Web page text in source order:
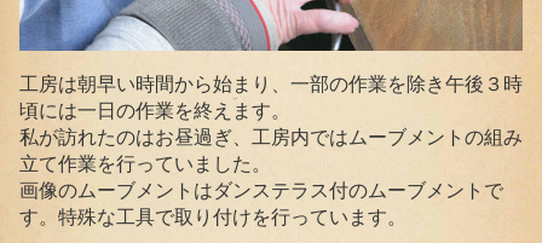
工房は朝早い時間から始まり、一部の作業を除き午後３時
頃には一日の作業を終えます。
私が訪れたのはお昼過ぎ、工房内ではムーブメントの組み
立て作業を行っていました。
画像のムーブメントはダンステラス付のムーブメントで
す。特殊な工具で取り付けを行っています。